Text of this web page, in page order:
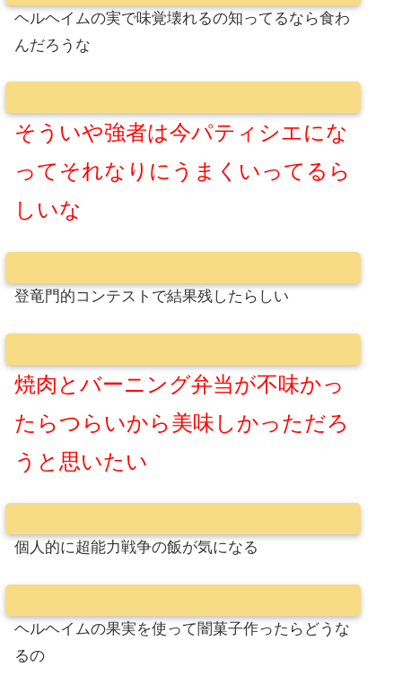
ヘルヘイムの実で味覚壊れるの知ってるなら食わ
んだろうな
そういや強者は今パティシエにな
ってそれなりにうまくいってるら
しいな
登竜門的コンテストで結果残したらしい
焼肉とバーニング弁当が不味かっ
たらつらいから美味しかっただろ
うと思いたい
個人的に超能力戦争の飯が気になる
ヘルヘイムの果実を使って闇菓子作ったらどうな
るの